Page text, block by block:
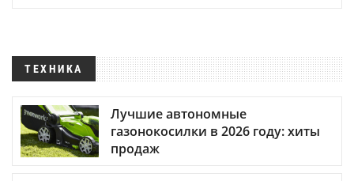
ТЕХНИКА
Лучшие автономные
газонокосилки в 2026 году: хиты
продаж